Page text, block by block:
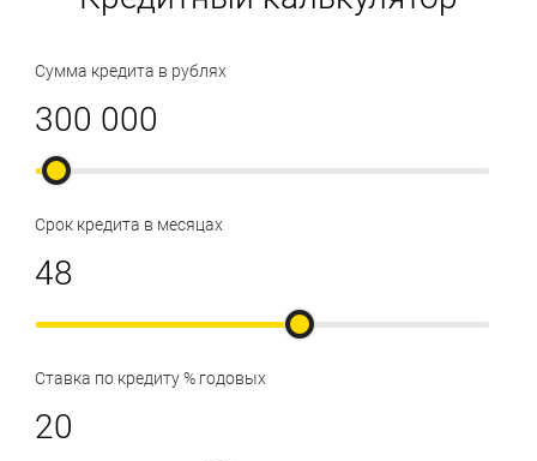
Сумма кредита в рублях
Срок кредита в месяцах
Ставка по кредиту % годовых